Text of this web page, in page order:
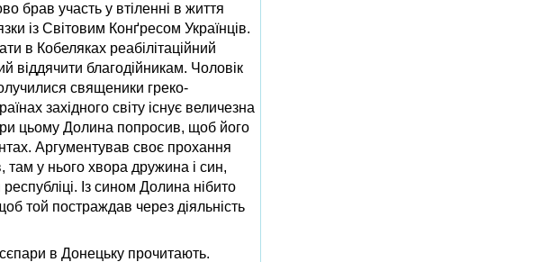
брав участь у втіленні в життя
із Світовим Конґресом Українців.
в Кобеляках реабілітаційний
віддячити благодійникам. Чоловік
священики греко-
західного світу існує величезна
цьому Долина попросив, щоб його
Аргументував своє прохання
у нього хвора дружина і син,
Із сином Долина нібито
той постраждав через діяльність
в Донецьку прочитають.